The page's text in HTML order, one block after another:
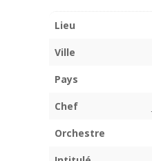
Lieu
Ville
Pays
Chef
Orchestre